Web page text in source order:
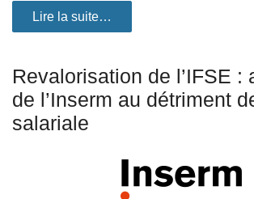
Lire la suite…
Revalorisation de l’IFSE :
de l’Inserm au détriment
salariale